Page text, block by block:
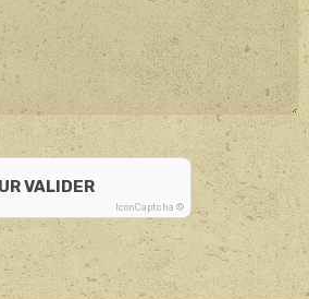
VALIDER
IconCaptcha ©